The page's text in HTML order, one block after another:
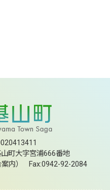
町大字宮浦666番地
案内） Fax:0942-92-2084